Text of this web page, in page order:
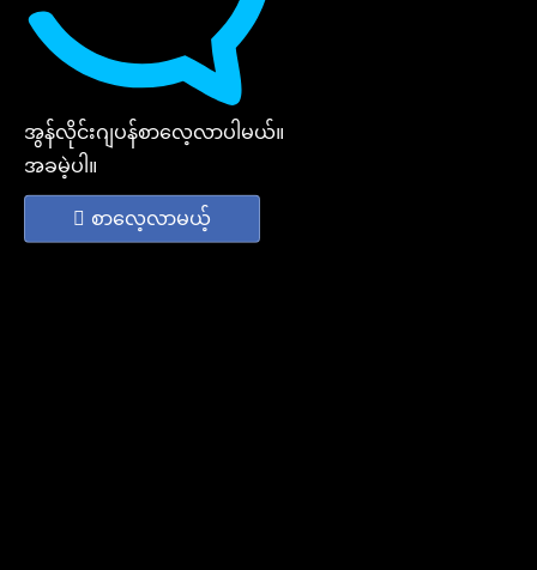
အွန်လိုင်းဂျပန်စာလေ့လာပါမယ်။
အခမဲ့ပါ။
စာလေ့လာမယ့်